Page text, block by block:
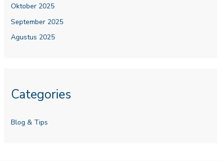
Oktober 2025
September 2025
Agustus 2025
Categories
Blog & Tips